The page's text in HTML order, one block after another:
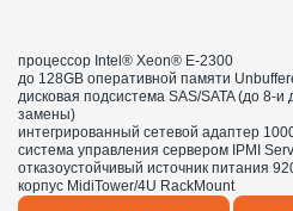
процессор Intel® Xeon® E-2300
до 128GB оперативной памяти
дисковая подсистема SAS/SATA (до 8-и
замены)
интегрированный сетевой адаптер
система управления сервером IPMI
отказоустойчивый источник питания
корпус MidiTower/4U RackMount